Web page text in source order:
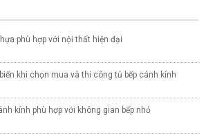
phù hợp với nội thất hiện đại
khi chọn mua và thi công tủ bếp cánh kính
kính phù hợp với không gian bếp nhỏ